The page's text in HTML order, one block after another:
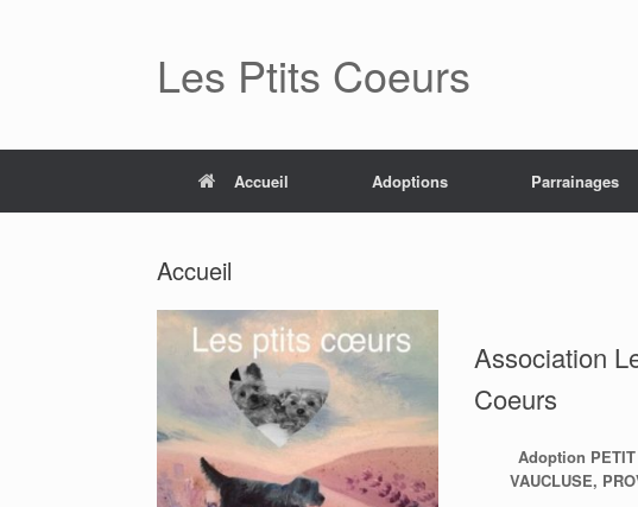
Les Ptits Coeurs
Accueil Adoptions Parrainages
Accueil
Association
Coeurs
Adoption PETIT
VAUCLUSE,